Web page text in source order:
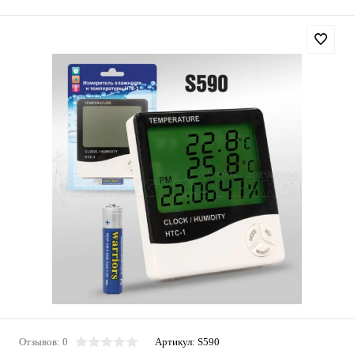
Отзывов: 0 Артикул: S590